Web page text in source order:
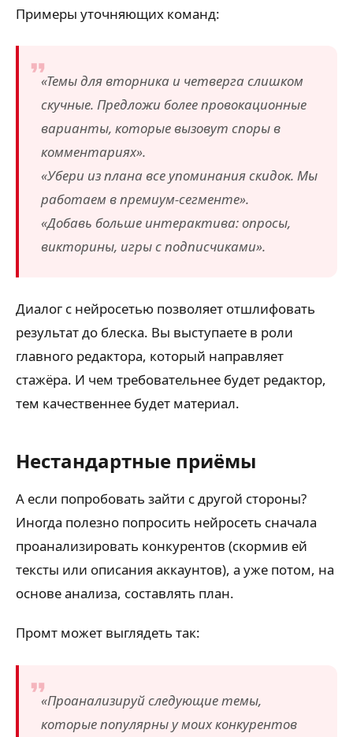
Примеры уточняющих команд:
«Темы для вторника и четверга слишком
скучные. Предложи более провокационные
варианты, которые вызовут споры в
комментариях».
«Убери из плана все упоминания скидок. Мы
работаем в премиум-сегменте».
«Добавь больше интерактива: опросы,
викторины, игры с подписчиками».
Диалог с нейросетью позволяет отшлифовать
результат до блеска. Вы выступаете в роли
главного редактора, который направляет
стажёра. И чем требовательнее будет редактор,
тем качественнее будет материал.
Нестандартные приёмы
А если попробовать зайти с другой стороны?
Иногда полезно попросить нейросеть сначала
проанализировать конкурентов (скормив ей
тексты или описания аккаунтов), а уже потом, на
основе анализа, составлять план.
Промт может выглядеть так:
«Проанализируй следующие темы,
которые популярны у моих конкурентов